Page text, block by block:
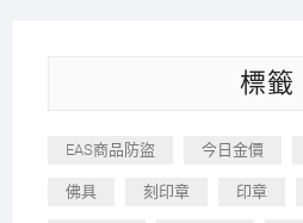
標籤
EAS商品防盜 今日金價
佛具 刻印章 印章